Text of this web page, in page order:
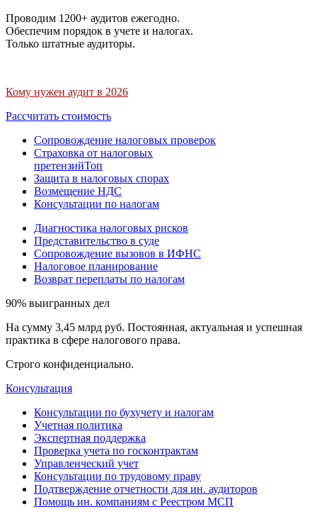
Проводим 1200+ аудитов ежегодно.
Обеспечим порядок в учете и налогах.
Только штатные аудиторы.
Кому нужен аудит в 2026
Рассчитать стоимость
Сопровождение налоговых проверок
Страховка от налоговых
претензийТоп
Защита в налоговых спорах
Возмещение НДС
Консультации по налогам
Диагностика налоговых рисков
Представительство в суде
Сопровождение вызовов в ИФНС
Налоговое планирование
Возврат переплаты по налогам
90% выигранных дел
На сумму 3,45 млрд руб. Постоянная, актуальная и успешная
практика в сфере налогового права.
Строго конфиденциально.
Консультация
Консультации по бухучету и налогам
Учетная политика
Экспертная поддержка
Проверка учета по госконтрактам
Управленческий учет
Консультации по трудовому праву
Подтверждение отчетности для ин. аудиторов
Помощь ин. компаниям с Реестром МСП